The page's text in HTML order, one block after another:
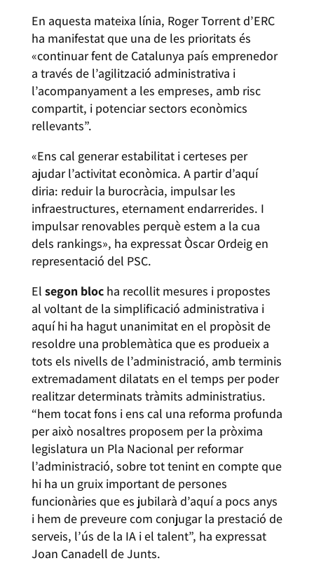
En aquesta mateixa línia, Roger Torrent d’ERC
ha manifestat que una de les prioritats és
«continuar fent de Catalunya país emprenedor
a través de l’agilització administrativa i
l’acompanyament a les empreses, amb risc
compartit, i potenciar sectors econòmics
rellevants”.
«Ens cal generar estabilitat i certeses per
ajudar l’activitat econòmica. A partir d’aquí
diria: reduir la burocràcia, impulsar les
infraestructures, eternament endarrerides. I
impulsar renovables perquè estem a la cua
dels rankings», ha expressat Òscar Ordeig en
representació del PSC.
El segon blocha recollit mesures i propostes
al voltant de la simplificació administrativa i
aquí hi ha hagut unanimitat en el propòsit de
resoldre una problemàtica que es produeix a
tots els nivells de l’administració, amb terminis
extremadament dilatats en el temps per poder
realitzar determinats tràmits administratius.
“hem tocat fons i ens cal una reforma profunda
per això nosaltres proposem per la pròxima
legislatura un Pla Nacional per reformar
l’administració, sobre tot tenint en compte que
hi ha un gruix important de persones
funcionàries que es jubilarà d’aquí a pocs anys
i hem de preveure com conjugar la prestació de
serveis, l’ús de la IA i el talent”, ha expressat
Joan Canadell de Junts.